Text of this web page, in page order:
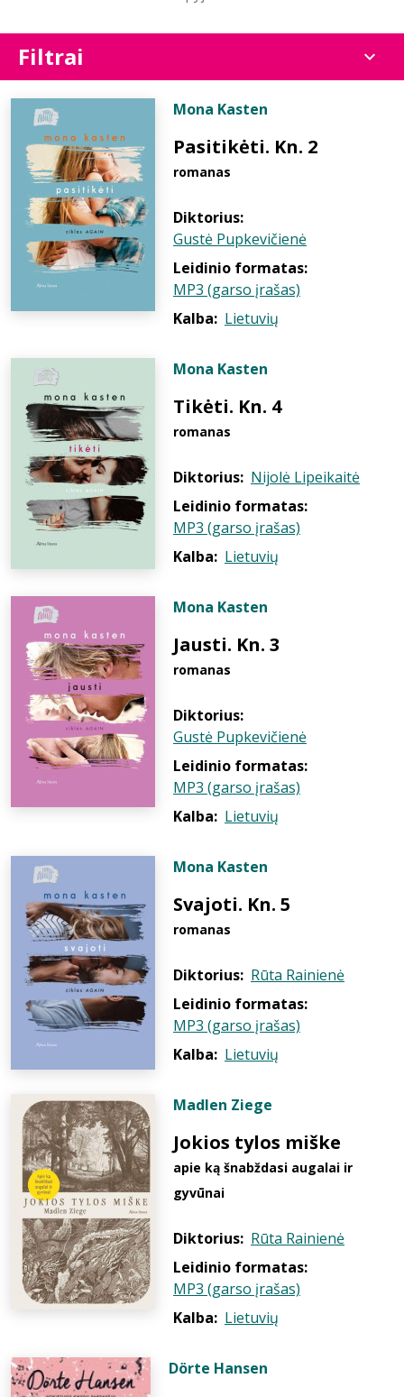
Filtrai
Mona Kasten
Pasitikėti. Kn. 2
romanas
Diktorius:
Gustė Pupkevičienė
Leidinio formatas:
MP3 (garso įrašas)
Kalba: Lietuvių
Mona Kasten
Tikėti. Kn. 4
romanas
Diktorius: Nijolė Lipeikaitė
Leidinio formatas:
MP3 (garso įrašas)
Kalba: Lietuvių
Mona Kasten
Jausti. Kn. 3
romanas
Diktorius:
Gustė Pupkevičienė
Leidinio formatas:
MP3 (garso įrašas)
Kalba: Lietuvių
Mona Kasten
Svajoti. Kn. 5
romanas
Diktorius: Rūta Rainienė
Leidinio formatas:
MP3 (garso įrašas)
Kalba: Lietuvių
Madlen Ziege
Jokios tylos miške
apie ką šnabždasi augalai ir
gyvūnai
Diktorius: Rūta Rainienė
Leidinio formatas:
MP3 (garso įrašas)
Kalba: Lietuvių
Dörte Hansen